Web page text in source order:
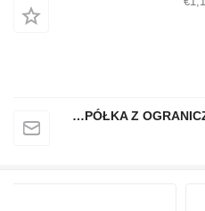
QINDITO SPÓŁKA Z OGRANICZONĄ ODPOWIEDZIALNOŚCIĄ